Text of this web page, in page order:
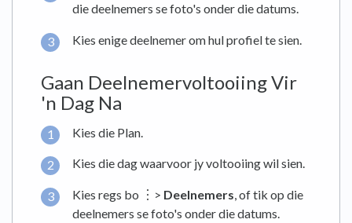
die deelnemers se foto's onder die datums.
Kies enige deelnemer om hul profiel te sien.
Gaan Deelnemervoltooiing Vir
'n Dag Na
Kies die Plan.
Kies die dag waarvoor jy voltooiing wil sien.
Kies regs bo ︙> Deelnemers, of tik op die
deelnemers se foto's onder die datums.